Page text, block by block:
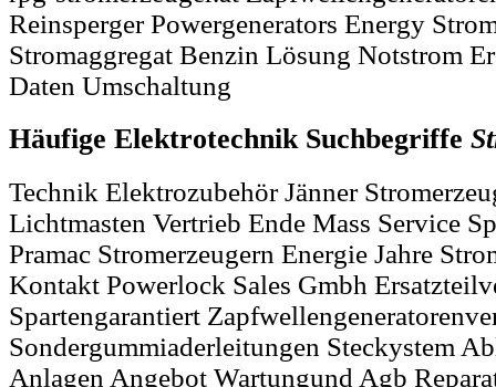
Reinsperger Powergenerators Energy
Stromaggregat Benzin Lösung Notstrom
Daten Umschaltung
Häufige Elektrotechnik Suchbegriffe
Technik Elektrozubehör Jänner
Lichtmasten Vertrieb Ende Mass Service
Pramac Stromerzeugern Energie Jahre
Kontakt Powerlock Sales Gmbh
Spartengarantiert
Sondergummiaderleitungen Steckystem
Anlagen Angebot Wartungund Agb